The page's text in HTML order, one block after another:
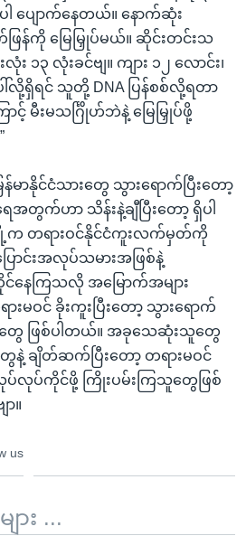
ပျောက်နေတယ်။ နောက်ဆုံး
ြန်ကို မြေမြှုပ်မယ်။ ဆိုင်းတင်းသ
လုံး ၁၃ လုံးခင်ဗျ။ ကျား ၁၂ လောင်း၊
ါ်လို့ရှိရင် သူတို့ DNA ပြန်စစ်လို့ရတာ
မီးမသင်္ဂြိုဟ်ဘဲနဲ့ မြေမြှုပ်ဖို့
မာနိုင်ငံသားတွေ သွားရောက်ပြီးတော့
က်ဟာ သိန်းနဲ့ချီပြီးတော့ ရှိပါ
တရားဝင်နိုင်ငံကူးလက်မှတ်ကို
ောင်းအလုပ်သမားအဖြစ်နဲ့
ေကြသလို အမြောက်အများ
မဝင် ခိုးကူးပြီးတော့ သွားရောက်
ဖြစ်ပါတယ်။ အခုသေဆုံးသူတွေ
နဲ့ ချိတ်ဆက်ပြီးတော့ တရားမဝင်
ပ်လုပ်ကိုင်ဖို့ ကြိုးပမ်းကြသူတွေဖြစ်
။
us
း ...